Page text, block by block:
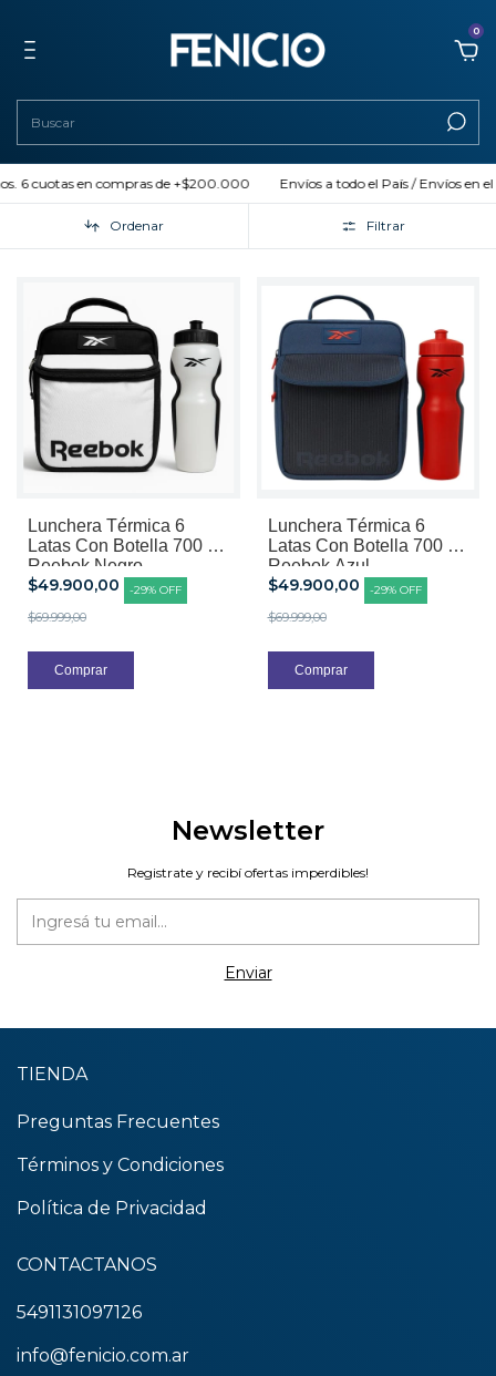
0
6 cuotas en compras de +$200.000 Envíos a todo el País / Envíos en el
Ordenar Filtrar
Lunchera Térmica 6
Latas Con Botella 700 ml
Reebok Negro
$49.900,00 -29% OFF
$69.999,00
Lunchera Térmica 6
Latas Con Botella 700 ml
Reebok Azul
$49.900,00 -29% OFF
$69.999,00
Newsletter
Registrate y recibí ofertas imperdibles!
TIENDA
Preguntas Frecuentes
Términos y Condiciones
Política de Privacidad
CONTACTANOS
5491131097126
info@fenicio.com.ar